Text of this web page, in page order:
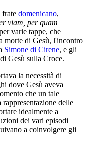
frate domenicano,
viam, per quam
varie tappe, che
morte di Gesù, l'incontro
Simone di Cirene, e gli
Gesù sulla Croce.
la necessità di
dove Gesù aveva
che un tale
delle
idealmente a
dei vari episodi
a coinvolgere gli